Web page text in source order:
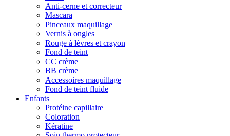
Anti-cerne et correcteur
Mascara
Pinceaux maquillage
Vernis à ongles
Rouge à lèvres et crayon
Fond de teint
CC crème
BB crème
Accessoires maquillage
Fond de teint fluide
Enfants
Protéine capillaire
Coloration
Kératine